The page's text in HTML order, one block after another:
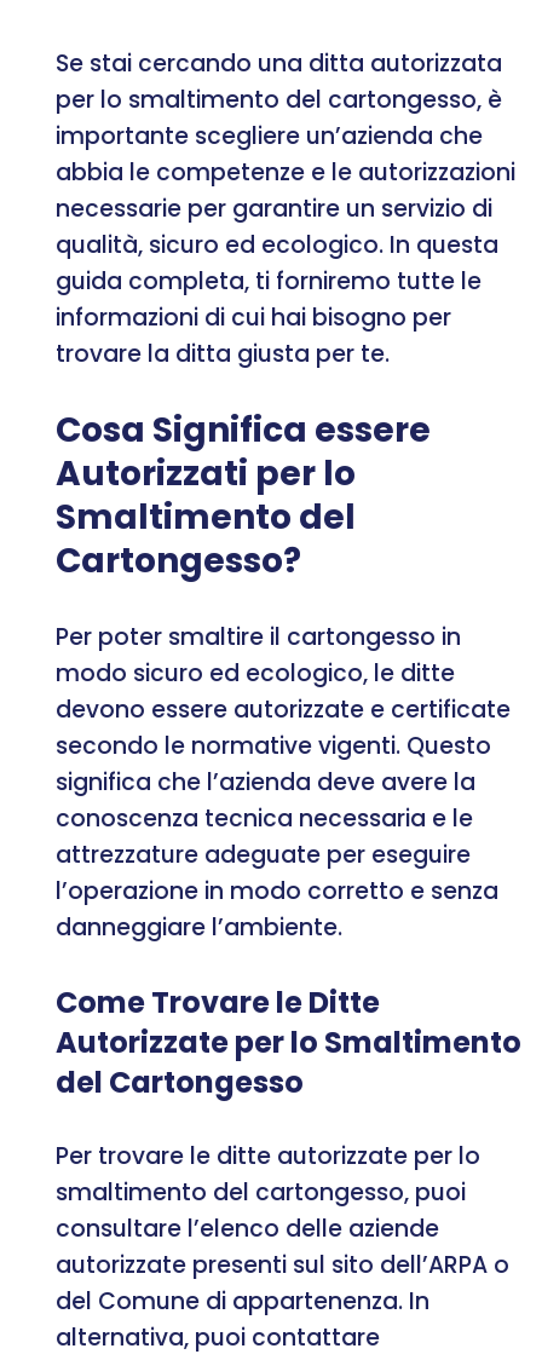
Se stai cercando una ditta autorizzata
per lo smaltimento del cartongesso, è
importante scegliere un’azienda che
abbia le competenze e le autorizzazioni
necessarie per garantire un servizio di
qualità, sicuro ed ecologico. In questa
guida completa, ti forniremo tutte le
informazioni di cui hai bisogno per
trovare la ditta giusta per te.
Cosa Significa essere
Autorizzati per lo
Smaltimento del
Cartongesso?
Per poter smaltire il cartongesso in
modo sicuro ed ecologico, le ditte
devono essere autorizzate e certificate
secondo le normative vigenti. Questo
significa che l’azienda deve avere la
conoscenza tecnica necessaria e le
attrezzature adeguate per eseguire
l’operazione in modo corretto e senza
danneggiare l’ambiente.
Come Trovare le Ditte
Autorizzate per lo Smaltimento
del Cartongesso
Per trovare le ditte autorizzate per lo
smaltimento del cartongesso, puoi
consultare l’elenco delle aziende
autorizzate presenti sul sito dell’ARPA o
del Comune di appartenenza. In
alternativa, puoi contattare